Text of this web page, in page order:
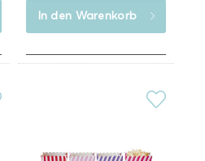
In den Warenkorb